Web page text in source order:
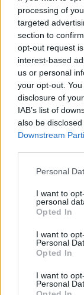
processing of
targeted
section to
opt-out request
interest-based
us or personal
your opt-out.
disclosure of
IAB’s list of
also be
Downstream
Personal
I want to
personal
Opted In
I want to
Personal
Opted In
I want to
Personal
Ροή
16:17
Συντάξεις:
περισσότεροι
Η Έμπαρος
περίοδο των
Έφυγαν» 6.000
Σούπερ Καπ